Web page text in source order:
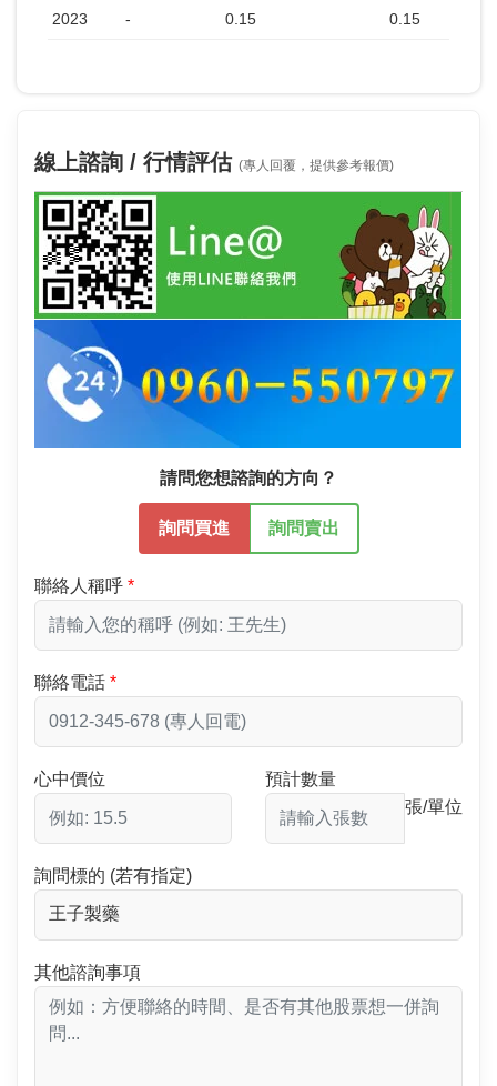
2023 - 0.15 0.15
線上諮詢 / 行情評估 (專人回覆，提供參考報價)
請問您想諮詢的方向？
詢問買進 詢問賣出
聯絡人稱呼
聯絡電話
心中價位
預計數量
張/單位
詢問標的 (若有指定)
其他諮詢事項